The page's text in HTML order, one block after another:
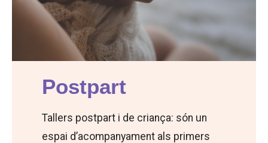
Postpart
Tallers postpart i de criança: són un
espai d’acompanyament als primers